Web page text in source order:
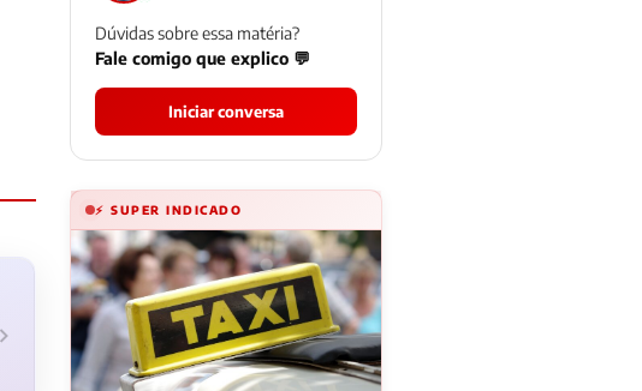
Dúvidas sobre essa matéria?
Fale comigo que explico 💬
Iniciar conversa
⚡ SUPER INDICADO